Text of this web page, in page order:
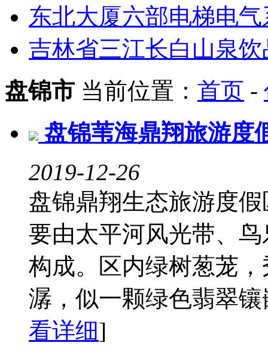
东北大厦六部电梯电
吉林省三江长白山泉
盘锦市 当前位置： 首页 -
盘锦苇海鼎翔旅游度
2019-12-26
盘锦鼎翔生态旅游度
要由太平河风光带、
构成。区内绿树葱茏
潺，似一颗绿色翡翠
看详细]